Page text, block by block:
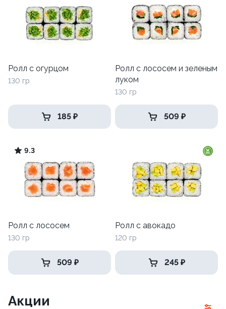
Ролл с огурцом
130 гр
185 ₽
Ролл с лососем и зеленым
луком
130 гр
509 ₽
9.3
Ролл с лососем
130 гр
509 ₽
Ролл с авокадо
120 гр
245 ₽
Акции